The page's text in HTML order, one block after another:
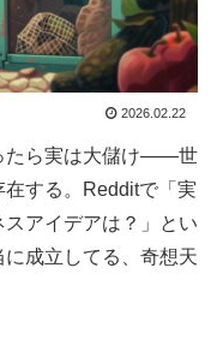
2026.02.22
たら実は大儲け——世
する。Redditで「実
アイデアは？」とい
成立してる、奇想天